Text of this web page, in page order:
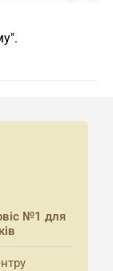
№1 для